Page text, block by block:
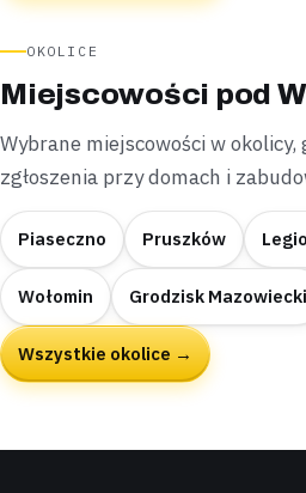
OKOLICE
Miejscowości pod
Wybrane miejscowości w
zgłoszenia przy domach i
Piaseczno Pruszków
Wołomin Grodzisk Mazowiecki
Wszystkie okolice →